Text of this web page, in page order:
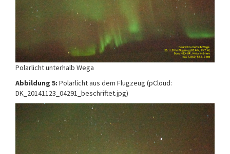
Polarlicht unterhalb Wega
Abbildung 5: Polarlicht aus dem Flugzeug (pCloud:
DK_20141123_04291_beschriftet.jpg)